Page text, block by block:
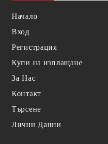
Начало
Вход
Регистрация
Купи на изплащане
За Нас
Контакт
Търсене
Лични Данни